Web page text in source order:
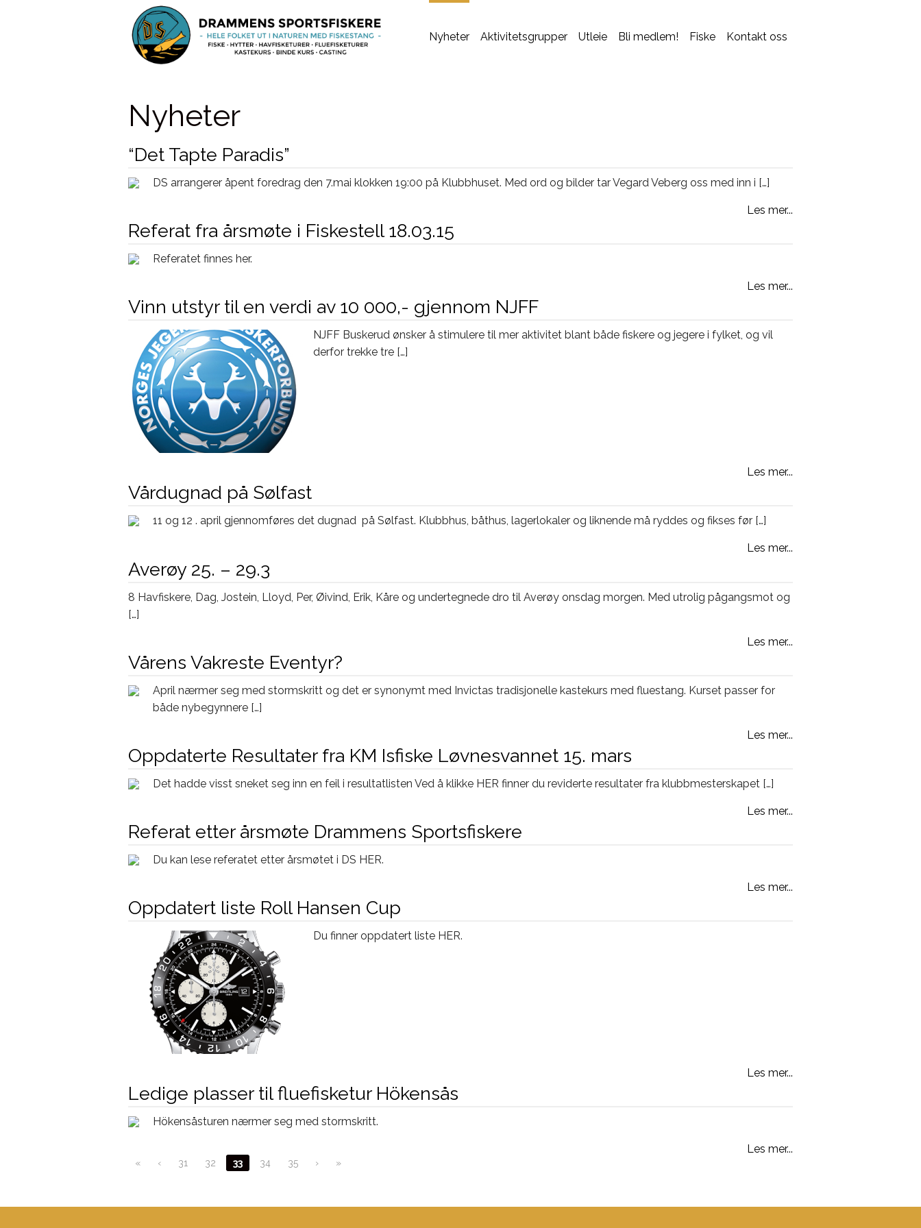
Nyheter Aktivitetsgrupper Utleie Bli medlem! Fiske Kontakt oss
Nyheter
“Det Tapte Paradis”
DS arrangerer åpent foredrag den 7.mai klokken 19:00 på Klubbhuset. Med ord og bilder tar Vegard Veberg oss med inn i […]
Les mer...
Referat fra årsmøte i Fiskestell 18.03.15
Referatet finnes her.
Les mer...
Vinn utstyr til en verdi av 10 000,- gjennom NJFF
NJFF Buskerud ønsker å stimulere til mer aktivitet blant både fiskere og jegere i fylket, og vil
derfor trekke tre […]
Les mer...
Vårdugnad på Sølfast
11 og 12 . april gjennomføres det dugnad på Sølfast. Klubbhus, båthus, lagerlokaler og liknende må ryddes og fikses før […]
Les mer...
Averøy 25. – 29.3
8 Havfiskere, Dag, Jostein, Lloyd, Per, Øivind, Erik, Kåre og undertegnede dro til Averøy onsdag morgen. Med utrolig pågangsmot og
[…]
Les mer...
Vårens Vakreste Eventyr?
April nærmer seg med stormskritt og det er synonymt med Invictas tradisjonelle kastekurs med fluestang. Kurset passer for
både nybegynnere […]
Les mer...
Oppdaterte Resultater fra KM Isfiske Løvnesvannet 15. mars
Det hadde visst sneket seg inn en feil i resultatlisten Ved å klikke HER finner du reviderte resultater fra klubbmesterskapet […]
Les mer...
Referat etter årsmøte Drammens Sportsfiskere
Du kan lese referatet etter årsmøtet i DS HER.
Les mer...
Oppdatert liste Roll Hansen Cup
Du finner oppdatert liste HER.
Les mer...
Ledige plasser til fluefisketur Hökensås
Hökensåsturen nærmer seg med stormskritt.
Les mer...
« ‹ 31 32 33 34 35 › »